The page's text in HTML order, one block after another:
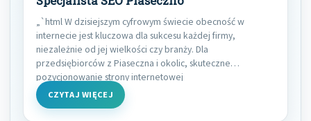
„`html W dzisiejszym cyfrowym świecie obecność w
internecie jest kluczowa dla sukcesu każdej firmy,
niezależnie od jej wielkości czy branży. Dla
przedsiębiorców z Piaseczna i okolic, skuteczne
pozycjonowanie strony internetowej
CZYTAJ WIĘCEJ